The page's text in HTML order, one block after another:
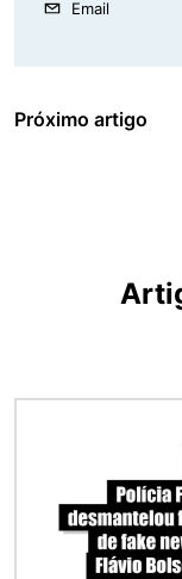
Email
Próximo artigo